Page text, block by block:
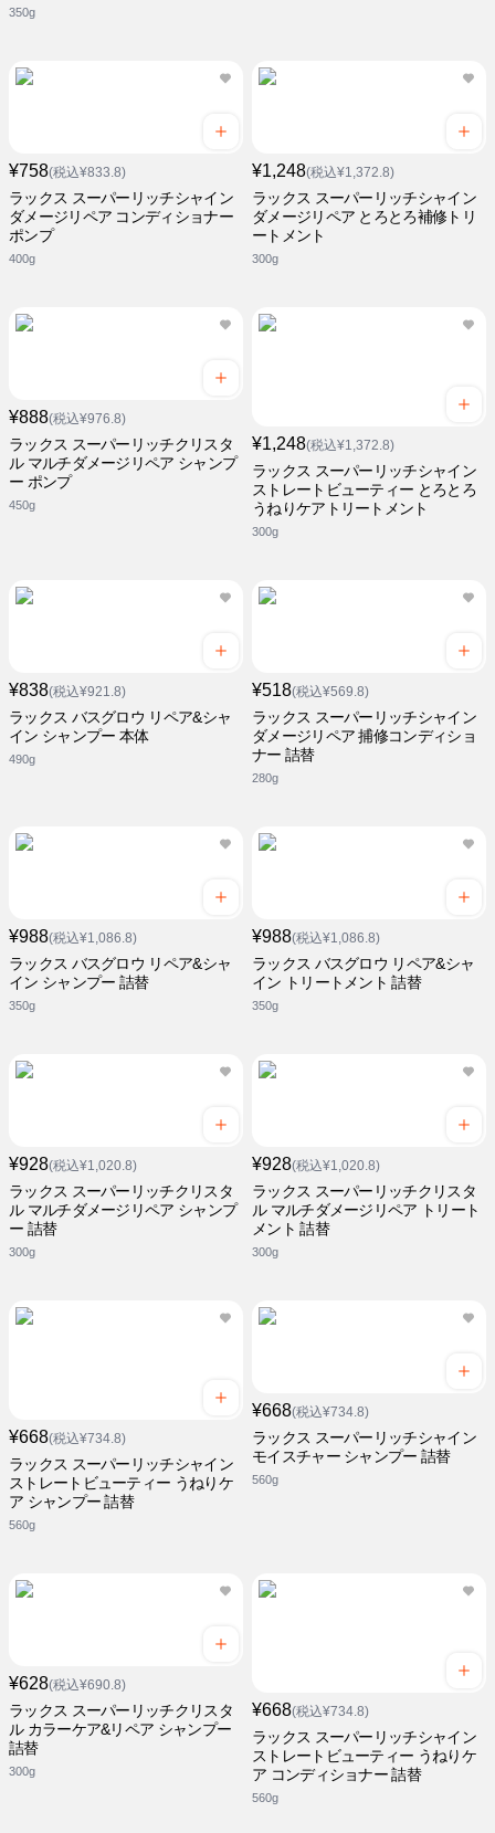
350g
¥758(税込¥833.8)
ラックス スーパーリッチシャイン
ダメージリペア コンディショナー
ポンプ
400g
¥1,248(税込¥1,372.8)
ラックス スーパーリッチシャイン
ダメージリペア とろとろ補修トリ
ートメント
300g
¥888(税込¥976.8)
ラックス スーパーリッチクリスタ
ル マルチダメージリペア シャンプ
ー ポンプ
450g
¥1,248(税込¥1,372.8)
ラックス スーパーリッチシャイン
ストレートビューティー とろとろ
うねりケアトリートメント
300g
¥838(税込¥921.8)
ラックス バスグロウ リペア&シャ
イン シャンプー 本体
490g
¥518(税込¥569.8)
ラックス スーパーリッチシャイン
ダメージリペア 捕修コンディショ
ナー 詰替
280g
¥988(税込¥1,086.8)
ラックス バスグロウ リペア&シャ
イン シャンプー 詰替
350g
¥988(税込¥1,086.8)
ラックス バスグロウ リペア&シャ
イン トリートメント 詰替
350g
¥928(税込¥1,020.8)
ラックス スーパーリッチクリスタ
ル マルチダメージリペア シャンプ
ー 詰替
300g
¥928(税込¥1,020.8)
ラックス スーパーリッチクリスタ
ル マルチダメージリペア トリート
メント 詰替
300g
¥668(税込¥734.8)
ラックス スーパーリッチシャイン
ストレートビューティー うねりケ
ア シャンプー 詰替
560g
¥668(税込¥734.8)
ラックス スーパーリッチシャイン
モイスチャー シャンプー 詰替
560g
¥628(税込¥690.8)
ラックス スーパーリッチクリスタ
ル カラーケア&リペア シャンプー
詰替
300g
¥668(税込¥734.8)
ラックス スーパーリッチシャイン
ストレートビューティー うねりケ
ア コンディショナー 詰替
560g